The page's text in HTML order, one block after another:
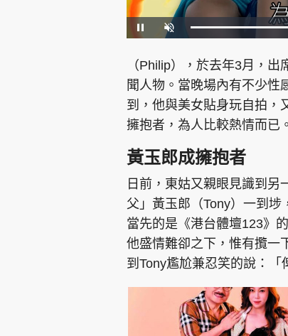
Oh!爸媽 JobMarket 頭
關於我們 聯絡我們 隱私政策聲明
P
a
U
n
e
（Philip），於去年3月，
聞人物。當晚場內有不少性
到，他與美女貼身玩自拍，
擁抱者，為人比較熱情而已。
黃玉郎成擁抱者
日前，東姑又親眼見識到另
父」黃玉郎（Tony）一到
當先的是《港台體壇123》
他盛情難卻之下，惟有攬一
到Tony尷尬兼忍笑的說：「